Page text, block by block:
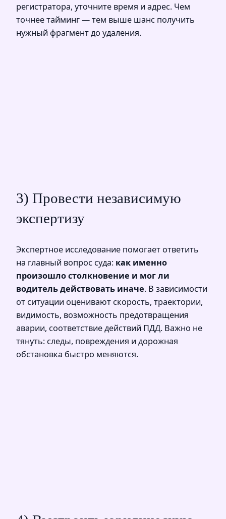
регистратора, уточните время и адрес. Чем
точнее тайминг — тем выше шанс получить
нужный фрагмент до удаления.
3) Провести независимую
экспертизу
Экспертное исследование помогает ответить
на главный вопрос суда: как именно
произошло столкновение и мог ли
водитель действовать иначе. В зависимости
от ситуации оценивают скорость, траектории,
видимость, возможность предотвращения
аварии, соответствие действий ПДД. Важно не
тянуть: следы, повреждения и дорожная
обстановка быстро меняются.